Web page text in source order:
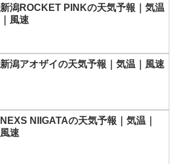
新潟ROCKET PINKの天気予報｜気温
｜風速
新潟アオザイの天気予報｜気温｜風速
NEXS NIIGATAの天気予報｜気温｜
風速